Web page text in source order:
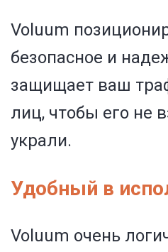
Voluum
безопасное и
защищает ваш
лиц, чтобы его не
украли.
Удобный в
Voluum очень